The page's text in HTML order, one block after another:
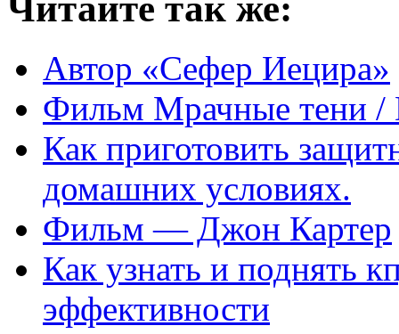
Автор «Сефер Иецира»
Фильм Мрачные тени /
Как приготовить
домашних условиях.
Фильм — Джон Картер
Как узнать и поднять
эффективности